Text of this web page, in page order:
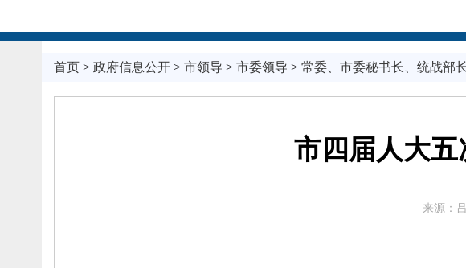
首页> 政府信息公开> 市领导 > 市委领导 > 常委、 市委秘书长、 统战部
市四届人大
来源：